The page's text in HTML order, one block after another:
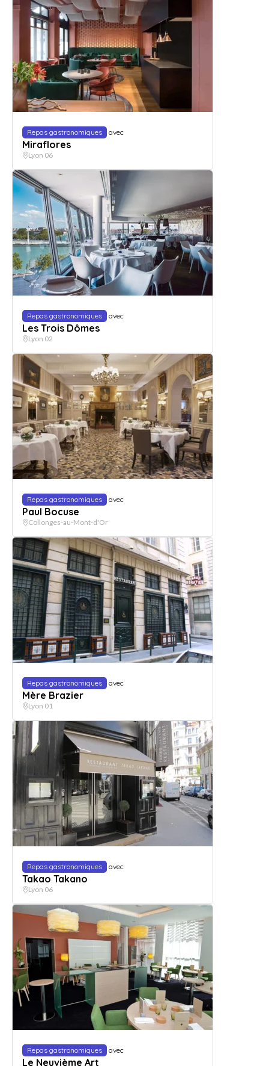
Repas gastronomiques avec
Miraflores
Lyon 06
Repas gastronomiques avec
Les Trois Dômes
Lyon 02
Repas gastronomiques avec
Paul Bocuse
Collonges-au-Mont-d'Or
Repas gastronomiques avec
Mère Brazier
Lyon 01
Repas gastronomiques avec
Takao Takano
Lyon 06
Repas gastronomiques avec
Le Neuvième Art